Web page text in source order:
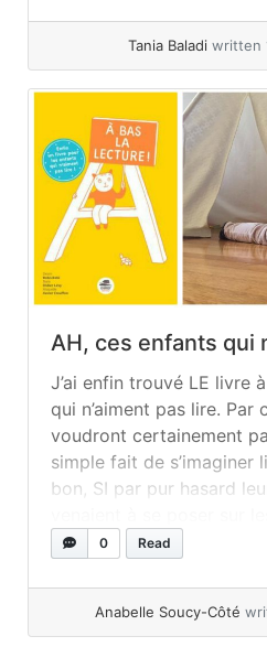
livres avec des animaux,
de princesses ou de
Tania Baladi written
AH, ces enfants qui
J’ai enfin trouvé LE livre
qui n’aiment pas lire. Par
voudront certainement
simple fait de s’imaginer
bon, SI par pur hasard
ce livre, je vous garantis...
0 Read
Anabelle Soucy-Côté